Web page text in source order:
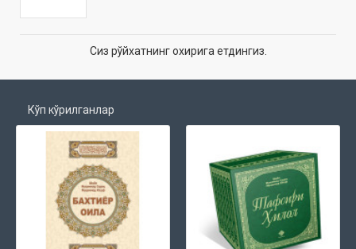
Сиз рўйхатнинг охирига етдингиз.
Кўп кўрилганлар